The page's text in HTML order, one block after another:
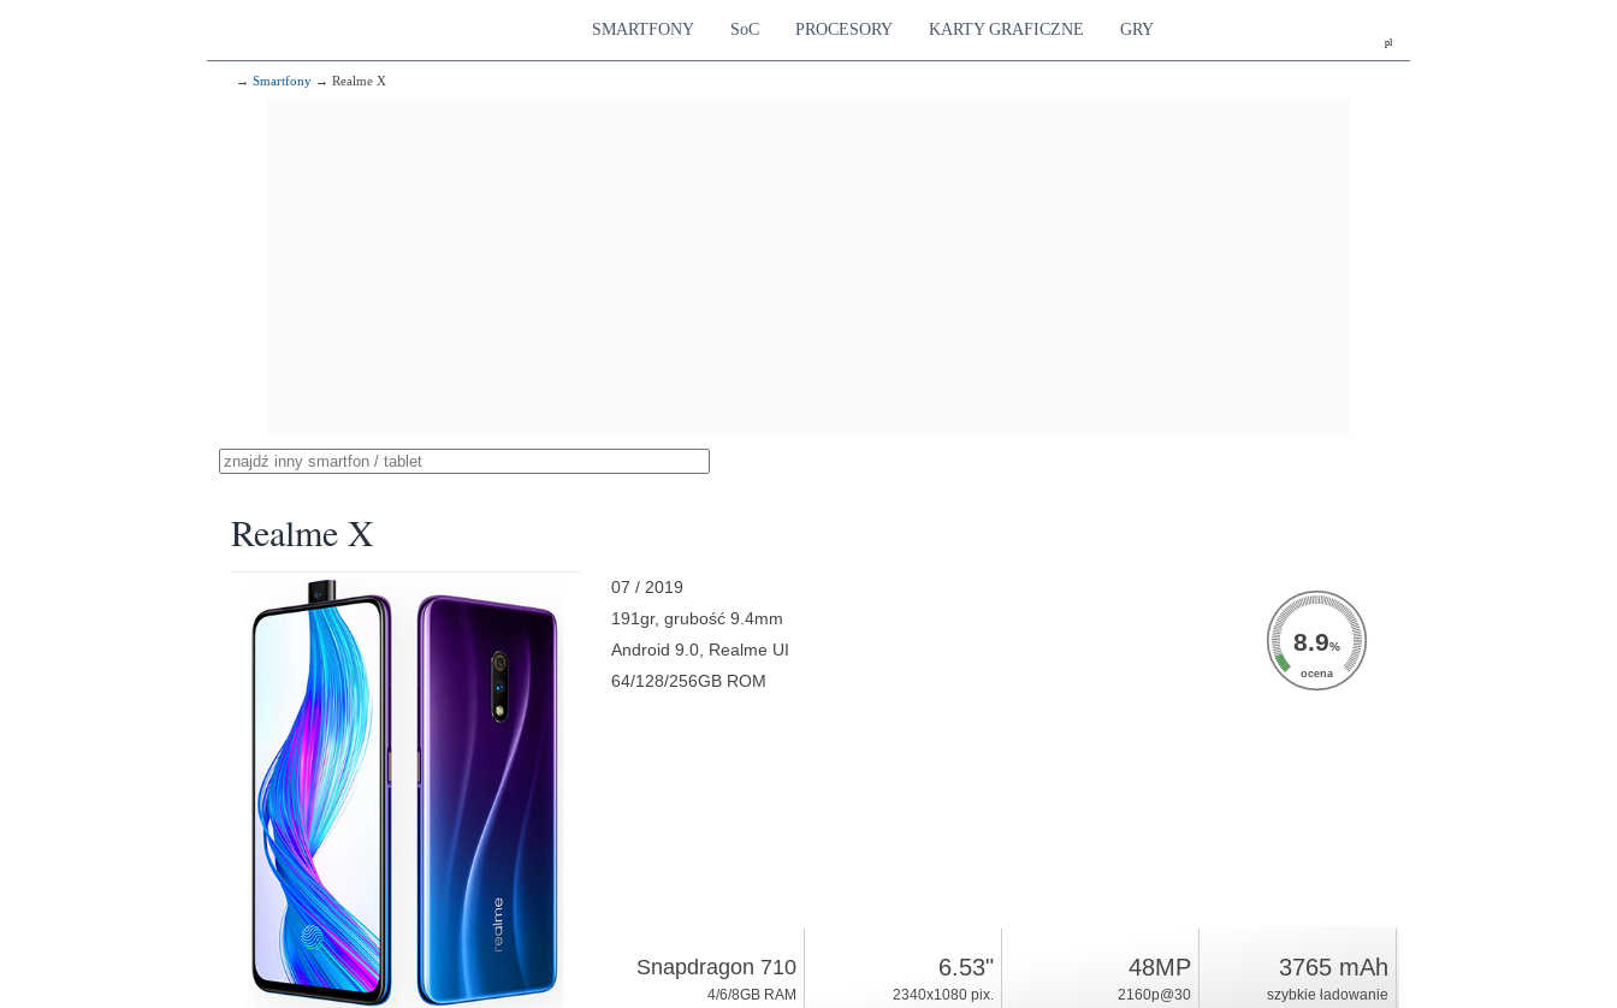
pl
SMARTFONY SoC PROCESORY KARTY GRAFICZNE GRY
→ Smartfony → Realme X
Realme X
07 / 2019
191gr, grubość 9.4mm
Android 9.0, Realme UI
64/128/256GB ROM
8.9%
ocena
Snapdragon 710
4/6/8GB RAM
6.53"
2340x1080 pix.
48MP
2160p@30
3765 mAh
szybkie ładowanie